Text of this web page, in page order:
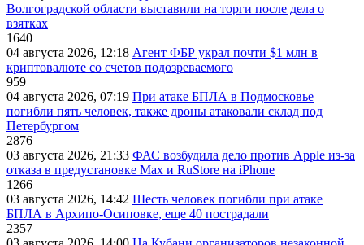
Волгоградской области выставили на торги после дела о
взятках
1640
04 августа 2026, 12:18 Агент ФБР украл почти $1 млн в
криптовалюте со счетов подозреваемого
959
04 августа 2026, 07:19 При атаке БПЛА в Подмосковье
погибли пять человек, также дроны атаковали склад под
Петербургом
2876
03 августа 2026, 21:33 ФАС возбудила дело против Apple из-за
отказа в предустановке Max и RuStore на iPhone
1266
03 августа 2026, 14:42 Шесть человек погибли при атаке
БПЛА в Архипо-Осиповке, еще 40 пострадали
2357